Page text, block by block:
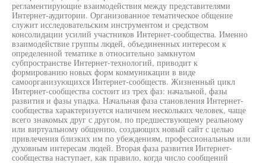
регламентирующие взаимодействия между представителями
Интернет-аудитории. Организованное тематическое общение
служит исследовательским инструментом и средством
консолидации усилий участников Интернет-сообщества. Именно
взаимодействие группы людей, объединенных интересом к
определенной тематике в относительно замкнутом
субпространстве Интернет-технологий, приводит к
формированию новых форм коммуникации в виде
самоорганизующихся Интернет-сообществ. Жизненный цикл
Интернет-сообщества состоит из трех фаз: начальной, фазы
развития и фазы упадка. Начальная фаза становления Интернет-
сообщества характеризуется наличием нескольких человек, чаще
всего знакомых друг с другом, по предшествующему реальному
или виртуальному общению, создающих новый сайт с целью
привлечения близких им по убеждениям, профессиональным или
духовным интересам людей. Вторая фаза развития Интернет-
сообщества наступает, как правило, когда число сообщений